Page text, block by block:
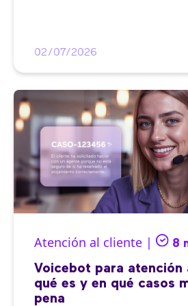
02/07/2026
Atención al cliente | 8
Voicebot para atención
qué es y en qué casos
pena